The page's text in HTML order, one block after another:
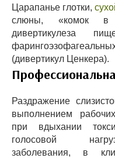
Царапанье глотки,
слюны, «комок в
дивертикулеза
(дивертикул Ценкера).
Раздражение
выполнением
при вдыхании
голосовой
заболевания, в